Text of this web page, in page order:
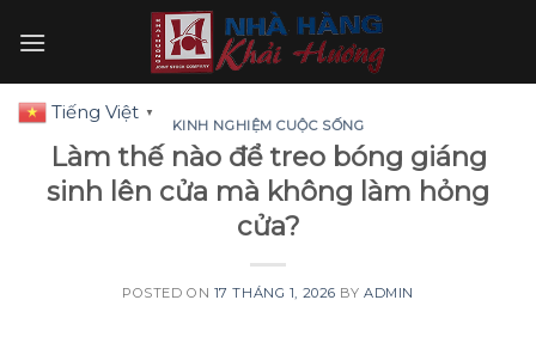
KINH NGHIỆM CUỘC SỐNG
Làm thế nào để treo bóng giáng
sinh lên cửa mà không làm hỏng
cửa?
POSTED ON 17 THÁNG 1, 2026 BY ADMIN
Tiếng Việt ▼